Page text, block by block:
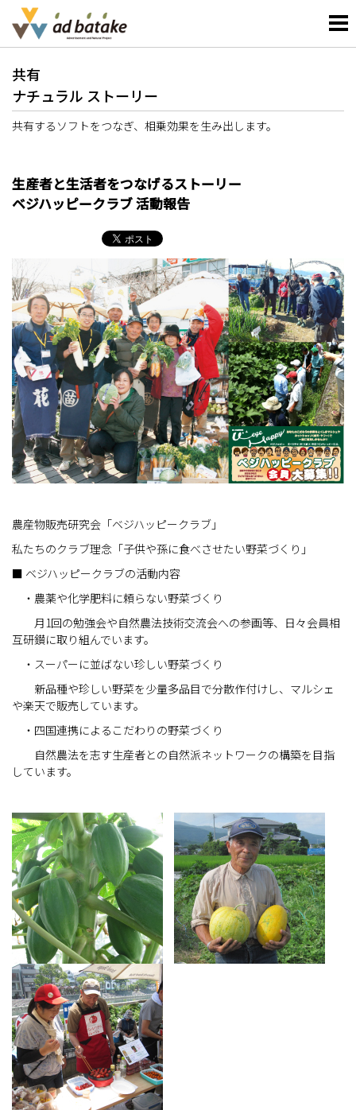
共有
ナチュラル ストーリー
共有するソフトをつなぎ、相乗効果を生み出します。
生産者と生活者をつなげるストーリー
ベジハッピークラブ 活動報告
農産物販売研究会「ベジハッピークラブ」
私たちのクラブ理念「子供や孫に食べさせたい野菜づくり」
■ ベジハッピークラブの活動内容
・農薬や化学肥料に頼らない野菜づくり
月1回の勉強会や自然農法技術交流会への参画等、日々会員相
互研鑚に取り組んでいます。
・スーパーに並ばない珍しい野菜づくり
新品種や珍しい野菜を少量多品目で分散作付けし、マルシェ
や楽天で販売しています。
・四国連携によるこだわりの野菜づくり
自然農法を志す生産者との自然派ネットワークの構築を目指
しています。